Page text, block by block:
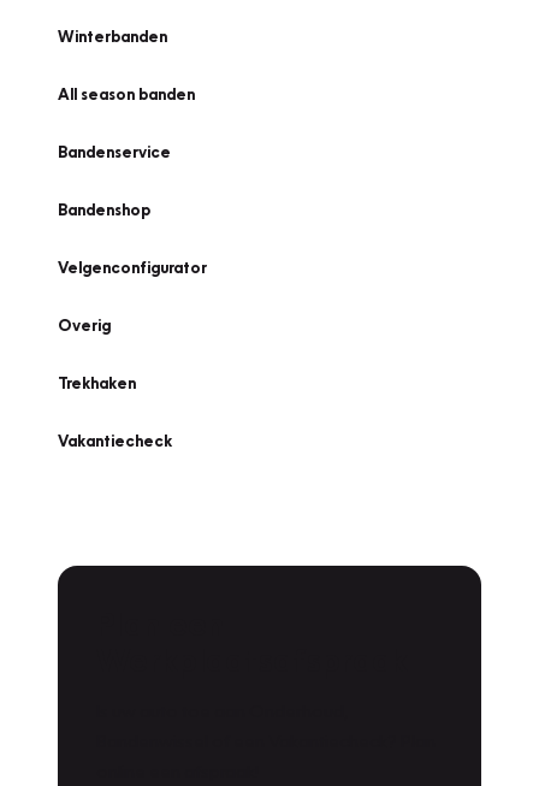
Winterbanden
All season banden
Bandenservice
Bandenshop
Velgenconfigurator
Overig
Trekhaken
Vakantiecheck